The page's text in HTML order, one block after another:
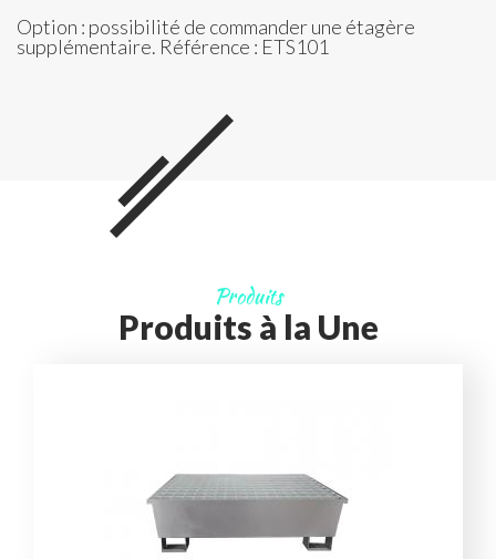
Option : possibilité de commander une étagère
supplémentaire. Référence : ETS101
Produits
Produits à la Une